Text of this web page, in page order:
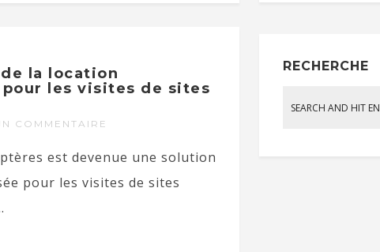
la location
pour les visites de sites
COMMENTAIRE
est devenue une solution
pour les visites de sites
RECHERCHE